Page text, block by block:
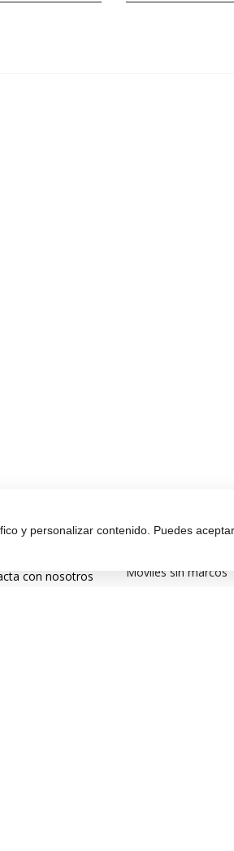
con nosotros
Móviles de gama
Móviles con buena
Móviles sin marcos
y personalizar contenido. Puedes